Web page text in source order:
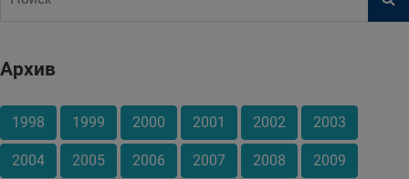
Архив
1998 1999 2000 2001 2002 2003
2004 2005 2006 2007 2008 2009